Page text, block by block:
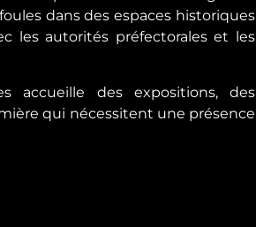
dans des espaces historiques
les autorités préfectorales et les
accueille des expositions, des
qui nécessitent une présence